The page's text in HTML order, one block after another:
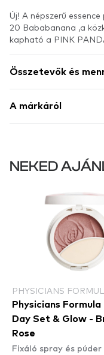
Új! A népszerű
20 Bababanana ,a
kapható a PINK
Összetevők és
A márkáról
NEKED
PHYSICIANS
Physicians Formula
Day Set & Glow -
Rose
Fixáló spray és púder